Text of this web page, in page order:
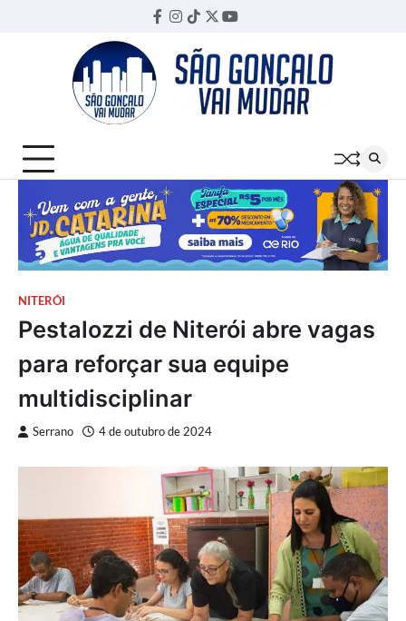
Facebook
Instagram
TikTok
TwitterYouTube
NITERÓI
Pestalozzi de Niterói abre vagas
para reforçar sua equipe
multidisciplinar
Serrano 4 de outubro de 2024